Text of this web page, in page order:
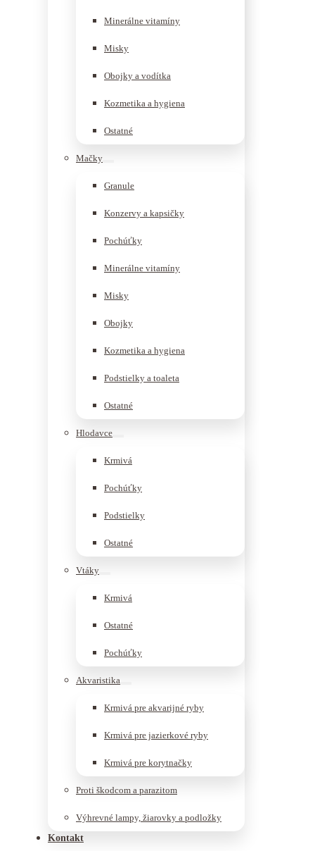
Minerálne vitamíny
Misky
Obojky a vodítka
Kozmetika a hygiena
Ostatné
Mačky
Granule
Konzervy a kapsičky
Pochúťky
Minerálne vitamíny
Misky
Obojky
Kozmetika a hygiena
Podstielky a toaleta
Ostatné
Hlodavce
Krmivá
Pochúťky
Podstielky
Ostatné
Vtáky
Krmivá
Ostatné
Pochúťky
Akvaristika
Krmivá pre akvarijné ryby
Krmivá pre jazierkové ryby
Krmivá pre korytnačky
Proti škodcom a parazitom
Výhrevné lampy, žiarovky a podložky
Kontakt